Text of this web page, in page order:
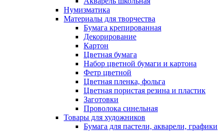
Нумизматика
Материалы для творчества
Бумага крепированная
Декорирование
Картон
Цветная бумага
Набор цветной бумаги и картона
Фетр цветной
Цветная пленка, фольга
Цветная пористая резина и пластик
Заготовки
Проволока синельная
Товары для художников
Бумага для пастели, акварели, графики